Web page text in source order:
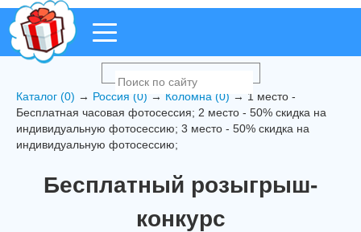
Каталог (0) → Россия (0) → Коломна (0) → 1 место -
Бесплатная часовая фотосессия; 2 место - 50% скидка на
индивидуальную фотосессию; 3 место - 50% скидка на
индивидуальную фотосессию;
Бесплатный розыгрыш-
конкурс